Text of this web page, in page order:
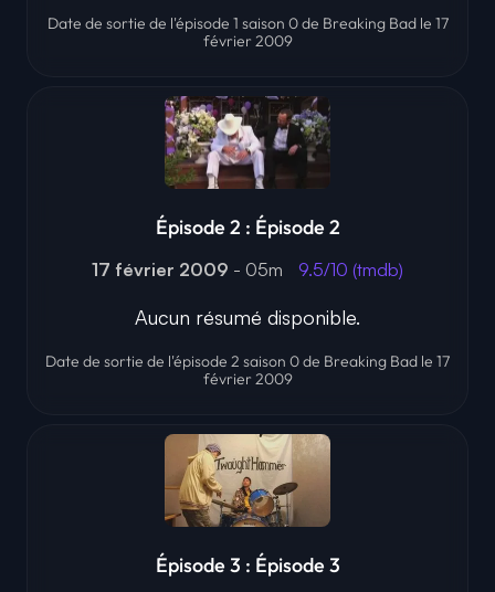
Date de sortie de l'épisode 1 saison 0 de Breaking Bad le 17
février 2009
Épisode 2 : Épisode 2
17 février 2009 - 05m 9.5/10 (tmdb)
Aucun résumé disponible.
Date de sortie de l'épisode 2 saison 0 de Breaking Bad le 17
février 2009
Épisode 3 : Épisode 3